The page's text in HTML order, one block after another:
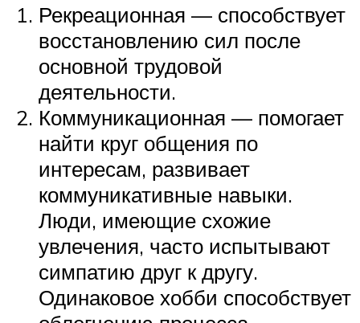
Рекреационная — способствует
восстановлению сил после
основной трудовой
деятельности.
Коммуникационная — помогает
найти круг общения по
интересам, развивает
коммуникативные навыки.
Люди, имеющие схожие
увлечения, часто испытывают
симпатию друг к другу.
Одинаковое хобби способствует